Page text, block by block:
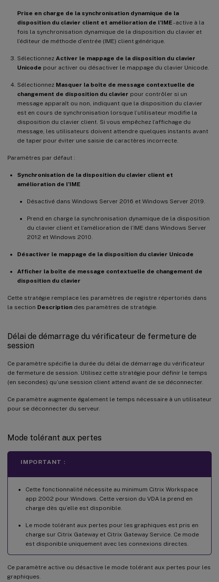
Prise en charge de la synchronisation dynamique de la
disposition du clavier client et amélioration de l’IME- active à la
fois la synchronisation dynamique de la disposition du clavier et
l’éditeur de méthode d’entrée (IME) client générique.
Sélectionnez Activer le mappage de la disposition du clavier
Unicode pour activer ou désactiver le mappage du clavier Unicode.
Sélectionnez Masquer la boîte de message contextuelle de
changement de disposition du clavier pour contrôler si un
message apparaît ou non, indiquant que la disposition du clavier
est en cours de synchronisation lorsque l’utilisateur modifie la
disposition du clavier client. Si vous empêchez l’affichage du
message, les utilisateurs doivent attendre quelques instants avant
de taper pour éviter une saisie de caractères incorrecte.
Paramètres par défaut :
Synchronisation de la disposition du clavier client et
amélioration de l’IME
Désactivé dans Windows Server 2016 et Windows Server 2019.
Prend en charge la synchronisation dynamique de la disposition
du clavier client et l’amélioration de l’IME dans Windows Server
2012 et Windows 2010.
Désactiver le mappage de la disposition du clavier Unicode
Afficher la boîte de message contextuelle de changement de
disposition du clavier
Cette stratégie remplace les paramètres de registre répertoriés dans
la section Description des paramètres de stratégie.
Délai de démarrage du vérificateur de fermeture de
session
Ce paramètre spécifie la durée du délai de démarrage du vérificateur
de fermeture de session. Utilisez cette stratégie pour définir le temps
(en secondes) qu’une session client attend avant de se déconnecter.
Ce paramètre augmente également le temps nécessaire à un utilisateur
pour se déconnecter du serveur.
Mode tolérant aux pertes
IMPORTANT :
Cette fonctionnalité nécessite au minimum Citrix Workspace
app 2002 pour Windows. Cette version du VDA la prend en
charge dès qu’elle est disponible.
Le mode tolérant aux pertes pour les graphiques est pris en
charge sur Citrix Gateway et Citrix Gateway Service. Ce mode
est disponible uniquement avec les connexions directes.
Ce paramètre active ou désactive le mode tolérant aux pertes pour les
graphiques.